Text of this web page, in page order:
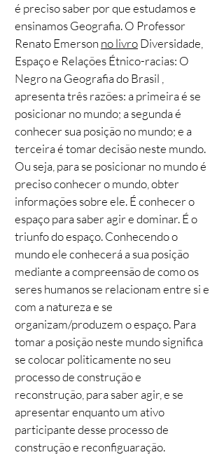
é preciso saber por que estudamos e
ensinamos Geografia. O Professor
Renato Emerson no livroDiversidade,
Espaço e Relações Étnico-racias: O
Negro na Geografia do Brasil ,
apresenta três razões: a primeira é se
posicionar no mundo; a segunda é
conhecer sua posição no mundo; e a
terceira é tomar decisão neste mundo.
Ou seja, para se posicionar no mundo é
preciso conhecer o mundo, obter
informações sobre ele. É conhecer o
espaço para saber agir e dominar. É o
triunfo do espaço. Conhecendo o
mundo ele conhecerá a sua posição
mediante a compreensão de como os
seres humanos se relacionam entre si e
com a natureza e se
organizam/produzem o espaço. Para
tomar a posição neste mundo significa
se colocar politicamente no seu
processo de construção e
reconstrução, para saber agir, e se
apresentar enquanto um ativo
participante desse processo de
construção e reconfiguaração.